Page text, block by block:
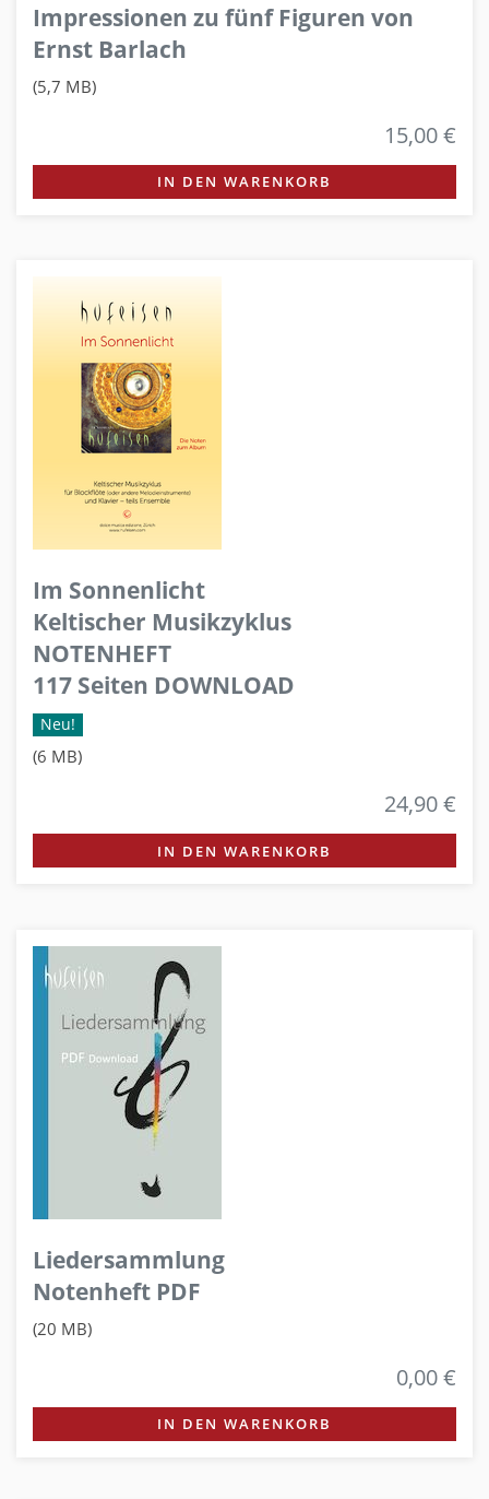
Impressionen zu fünf Figuren von
Ernst Barlach
(5,7 MB)
15,00 €
IN DEN WARENKORB
Im Sonnenlicht
Keltischer Musikzyklus
NOTENHEFT
117 Seiten DOWNLOAD
Neu!
(6 MB)
24,90 €
IN DEN WARENKORB
Liedersammlung
Notenheft PDF
(20 MB)
0,00 €
IN DEN WARENKORB